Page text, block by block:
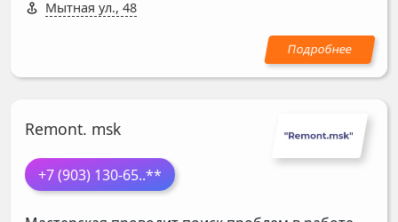
Мытная ул., 48
Remont. msk
+7 (903) 130-65..**